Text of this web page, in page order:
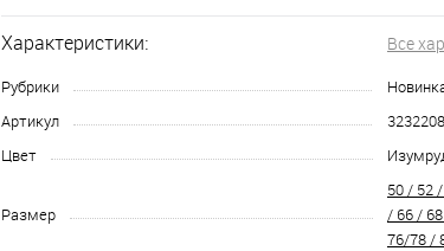
Характеристики: Все
Рубрики
Артикул
3232208
Цвет
Размер
50 / 52
/ 66 /
76/78 /